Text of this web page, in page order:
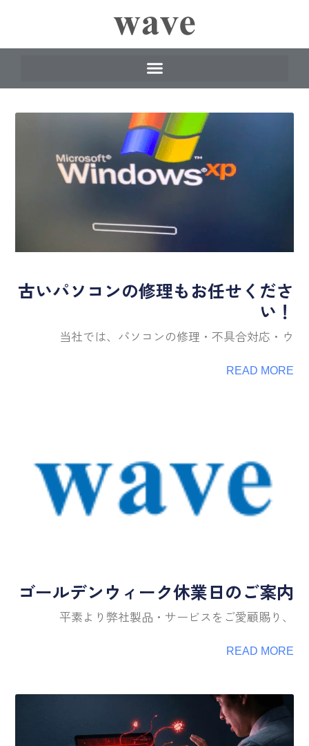
古いパソコンの修理もお任せくださ
い！
当社では、パソコンの修理・不具合対応・ウ
READ MORE
ゴールデンウィーク休業日のご案内
平素より弊社製品・サービスをご愛顧賜り、
READ MORE